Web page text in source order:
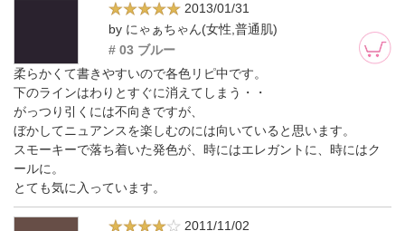
2013/01/31
by にゃぁちゃん(女性,普通肌)
# 03 ブルー
柔らかくて書きやすいので各色リピ中です。
下のラインはわりとすぐに消えてしまう・・
がっつり引くには不向きですが、
ぼかしてニュアンスを楽しむのには向いていると思います。
スモーキーで落ち着いた発色が、時にはエレガントに、時にはク
ールに。
とても気に入っています。
2011/11/02